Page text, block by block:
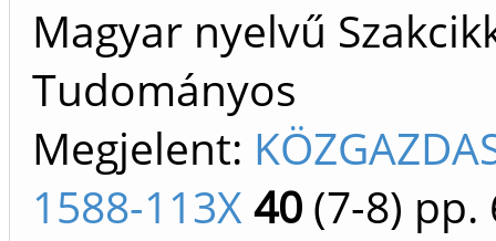
Magyar nyelvű
Tudományos
Megjelent:
1588-113X 40 (7-8) pp.